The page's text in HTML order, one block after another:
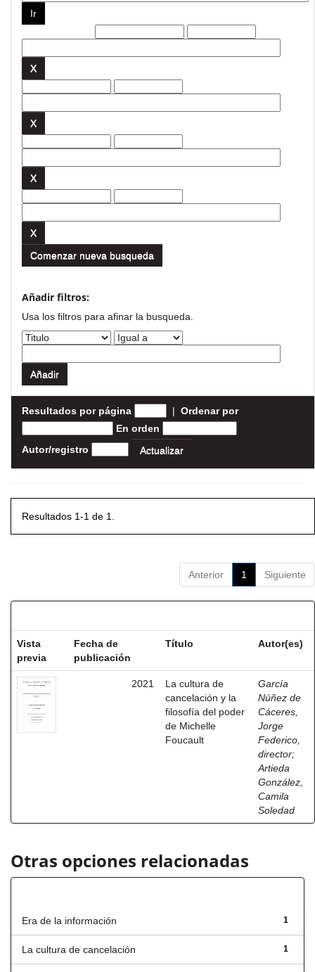
Comenzar nueva busqueda
Añadir filtros:
Usa los filtros para afinar la busqueda.
Resultados por página | Ordenar por
En orden
Autor/registro
Resultados 1-1 de 1.
Anterior 1 Siguiente
Vista
previa
Fecha de
publicación
Título Autor(es)
2021
La cultura de
cancelación y la
filosofía del poder
de Michelle
Foucault
García
Núñez de
Cáceres,
Jorge
Federico,
director;
Artieda
González,
Camila
Soledad
Otras opciones relacionadas
1
Era de la información
1
La cultura de cancelación